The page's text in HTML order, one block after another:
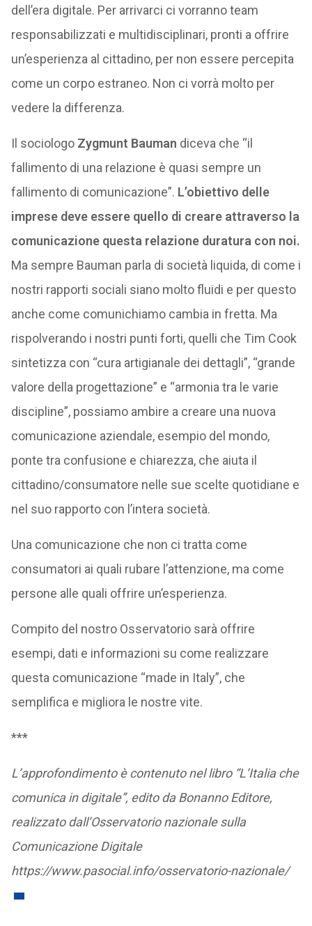
dell’era digitale. Per arrivarci ci vorranno team
responsabilizzati e multidisciplinari, pronti a offrire
un’esperienza al cittadino, per non essere percepita
come un corpo estraneo. Non ci vorrà molto per
vedere la differenza.
Il sociologo Zygmunt Bauman diceva che “il
fallimento di una relazione è quasi sempre un
fallimento di comunicazione”. L’obiettivo delle
imprese deve essere quello di creare attraverso la
comunicazione questa relazione duratura con noi.
Ma sempre Bauman parla di società liquida, di come i
nostri rapporti sociali siano molto fluidi e per questo
anche come comunichiamo cambia in fretta. Ma
rispolverando i nostri punti forti, quelli che Tim Cook
sintetizza con “cura artigianale dei dettagli”, “grande
valore della progettazione” e “armonia tra le varie
discipline”, possiamo ambire a creare una nuova
comunicazione aziendale, esempio del mondo,
ponte tra confusione e chiarezza, che aiuta il
cittadino/consumatore nelle sue scelte quotidiane e
nel suo rapporto con l’intera società.
Una comunicazione che non ci tratta come
consumatori ai quali rubare l’attenzione, ma come
persone alle quali offrire un’esperienza.
Compito del nostro Osservatorio sarà offrire
esempi, dati e informazioni su come realizzare
questa comunicazione “made in Italy”, che
semplifica e migliora le nostre vite.
***
L’approfondimento è contenuto nel libro “L’Italia che
comunica in digitale”, edito da Bonanno Editore,
realizzato dall’Osservatorio nazionale sulla
Comunicazione Digitale
https://www.pasocial.info/osservatorio-nazionale/